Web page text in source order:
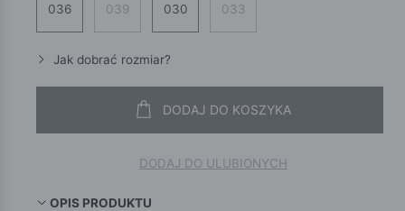
036 039 030 033
Jak dobrać rozmiar?
DODAJ DO KOSZYKA
DODAJ DO ULUBIONYCH
OPIS PRODUKTU